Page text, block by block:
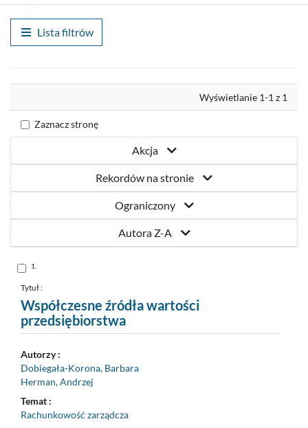
Lista filtrów
Wyświetlanie 1-1 z 1
Zaznacz stronę
Akcja
Rekordów na stronie
Ograniczony
Autora Z-A
Skocz
do
nr
1
1.
Tytuł :
Współczesne źródła wartości
przedsiębiorstwa
Autorzy :
Dobiegała-Korona, Barbara
Herman, Andrzej
Temat :
Rachunkowość zarządcza